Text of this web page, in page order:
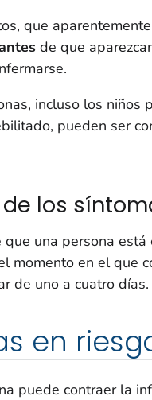
que
de que
incluso los niños
pueden ser
los
una persona
momento en el que
de uno a cuatro días.
en
puede contraer la